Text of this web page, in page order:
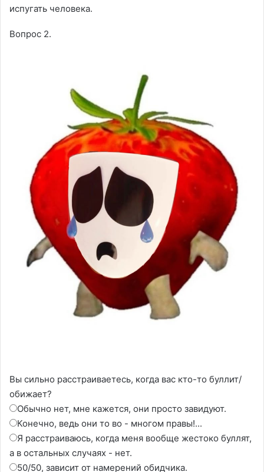
испугать человека.
Вопрос 2.
Вы сильно расстраиваетесь, когда вас кто-то буллит/
обижает?
Обычно нет, мне кажется, они просто завидуют.
Конечно, ведь они то во - многом правы!...
Я расстраиваюсь, когда меня вообще жестоко буллят,
а в остальных случаях - нет.
50/50, зависит от намерений обидчика.